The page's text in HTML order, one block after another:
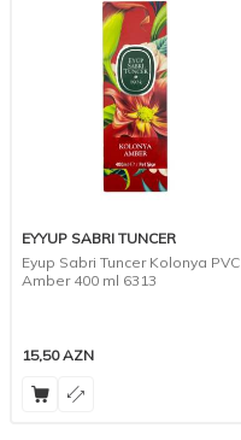
EYYUP SABRI TUNCER
Eyup Sabri Tuncer Kolonya PVC
Amber 400 ml 6313
15,50AZN